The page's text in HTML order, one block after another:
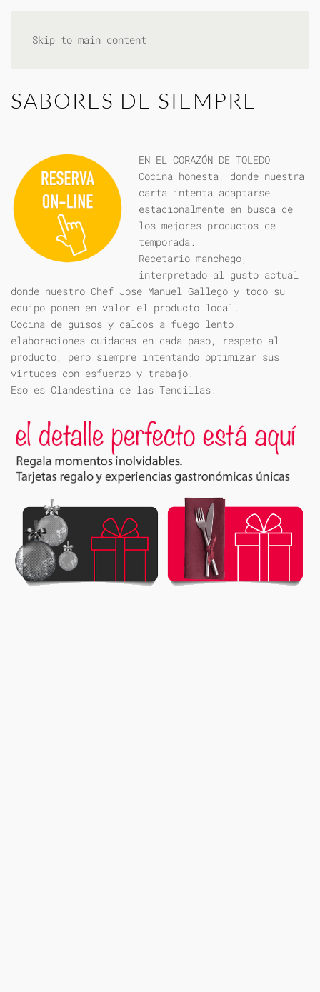
Skip to main content
SABORES DE SIEMPRE
EN EL CORAZÓN DE TOLEDO
Cocina honesta, donde nuestra
carta intenta adaptarse
estacionalmente en busca de
los mejores productos de
temporada.
Recetario manchego,
interpretado al gusto actual
donde nuestro Chef Jose Manuel Gallego y todo su
equipo ponen en valor el producto local.
Cocina de guisos y caldos a fuego lento,
elaboraciones cuidadas en cada paso, respeto al
producto, pero siempre intentando optimizar sus
virtudes con esfuerzo y trabajo.
Eso es Clandestina de las Tendillas.